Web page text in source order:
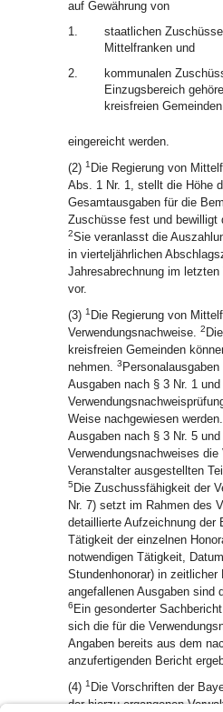
auf Gewährung von
1.
staatlichen
Mittelfranken und
2.
kommunalen
Einzugsbereich
kreisfreien Gemeinden
eingereicht werden.
(2) 1 Die Regierung von
Abs. 1 Nr. 1, stellt die Höhe
Gesamtausgaben für die
Zuschüsse fest und bewilligt
2Sie veranlasst die
in vierteljährlichen
Jahresabrechnung im
vor.
(3) 1 Die Regierung von
Verwendungsnachweise. 2
kreisfreien Gemeinden
nehmen. 3
Ausgaben nach § 3 Nr. 1
Weise nachgewiesen werden.
Ausgaben nach § 3 Nr. 5
Verwendungsnachweises
Veranstalter ausgestellten
5 Die Zuschussfähigkeit der
Nr. 7) setzt im Rahmen des
detaillierte Aufzeichnung der
Tätigkeit der einzelnen
notwendigen Tätigkeit,
Stundenhonorar) in zeitlicher
angefallenen Ausgaben sind
6 Ein gesonderter
sich die für die
Angaben bereits aus dem
anzufertigenden Bericht
(4) 1 Die Vorschriften der
der hierzu ergangenen